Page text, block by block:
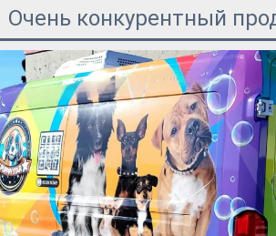
Очень конкурентный